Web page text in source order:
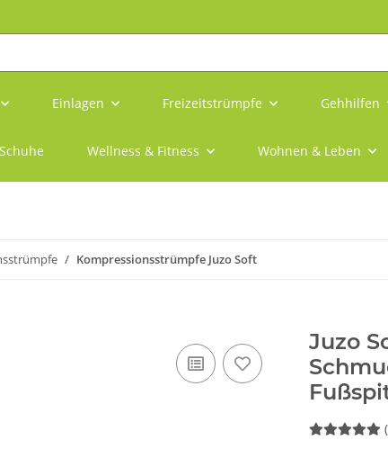
Einlagen Freizeitstrümpfe Gehhilfen
Schuhe Wellness & Fitness Wohnen & Leben
Kompressionsstrümpfe Juzo Soft
Juzo